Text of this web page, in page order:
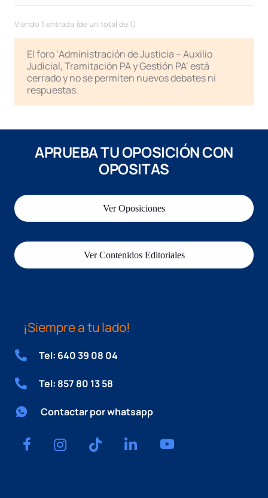
Viendo 1 entrada (de un total de 1)
El foro ‘Administración de Justicia – Auxilio
Judicial, Tramitación PA y Gestión PA’ está
cerrado y no se permiten nuevos debates ni
respuestas.
APRUEBA TU OPOSICIÓN CON
OPOSITAS
Ver Oposiciones
Ver Contenidos Editoriales
¡Siempre a tu lado!
Tel: 640 39 08 04
Tel: 857 80 13 58
Contactar por whatsapp